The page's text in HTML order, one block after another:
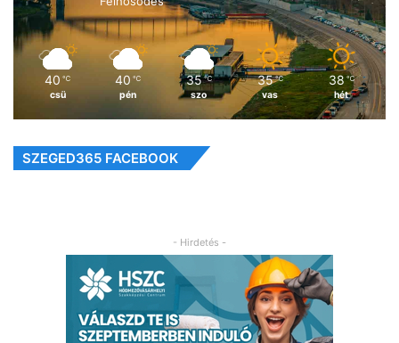
40 ℃
csü
40 ℃
pén
35 ℃
szo
35 ℃
vas
38 ℃
hét
SZEGED365 FACEBOOK
- Hirdetés -